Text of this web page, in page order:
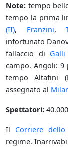
Note: tempo
tempo la prima
(II), Franzini,
infortunato
fallaccio di Galli
campo. Angoli: 9
tempo Altafini
assegnato al
Spettatori:
Il Corriere dello
regime.